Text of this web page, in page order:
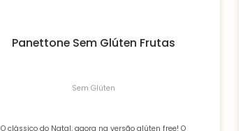
Panettone Sem Glúten Frutas
Sem Glúten
O clássico do Natal, agora na versão glúten free! O